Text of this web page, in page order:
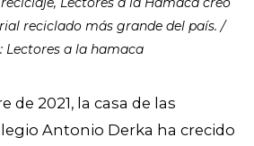
reciclado más grande del país. /
Lectores a la hamaca
de 2021, la casa de las
Antonio Derka ha crecido